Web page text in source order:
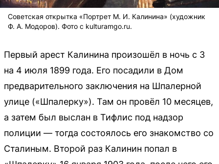
Советская открытка «Портрет М. И. Калинина» (художник
Ф. А. Модоров). Фото с kulturamgo.ru.
Первый арест Калинина произошёл в ночь с 3
на 4 июля 1899 года. Его посадили в Дом
предварительного заключения на Шпалерной
улице («Шпалерку»). Там он провёл 10 месяцев,
а затем был выслан в Тифлис под надзор
полиции — тогда состоялось его знакомство со
Сталиным. Второй раз Калинин попал в